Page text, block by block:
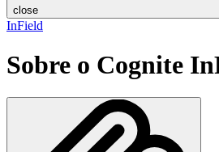
close
InField
Sobre o Cognite